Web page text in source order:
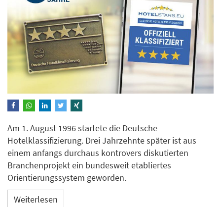
Am 1. August 1996 startete die Deutsche
Hotelklassifizierung. Drei Jahrzehnte später ist aus
einem anfangs durchaus kontrovers diskutierten
Branchenprojekt ein bundesweit etabliertes
Orientierungssystem geworden.
Weiterlesen